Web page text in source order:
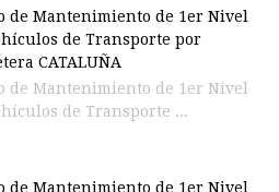
de Mantenimiento de 1er Nivel
de Transporte por
CATALUÑA
de Mantenimiento de 1er Nivel
de Transporte ...
de Mantenimiento de 1er Nivel